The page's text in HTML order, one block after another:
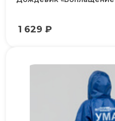
1 629 ₽